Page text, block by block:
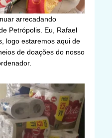
arrecadando
Petrópolis. Eu, Rafael
logo estaremos aqui de
de doações do nosso